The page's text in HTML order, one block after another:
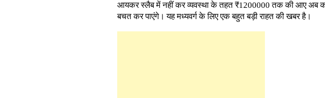
आयकर स्लैब में नहीं कर व्यवस्था के तहत ₹1200000 तक की आए अब कर
बचत कर पाएंगे। यह मध्यवर्ग के लिए एक बहुत बड़ी राहत की खबर है।